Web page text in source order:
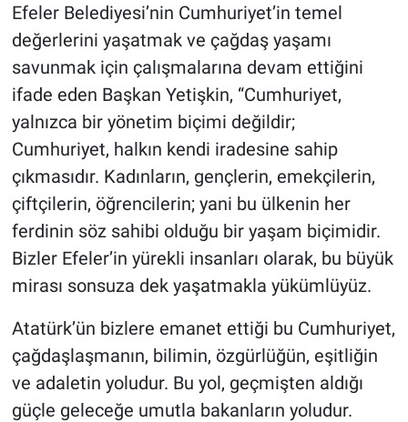
Efeler Belediyesi’nin Cumhuriyet’in temel
değerlerini yaşatmak ve çağdaş yaşamı
savunmak için çalışmalarına devam ettiğini
ifade eden Başkan Yetişkin, “Cumhuriyet,
yalnızca bir yönetim biçimi değildir;
Cumhuriyet, halkın kendi iradesine sahip
çıkmasıdır. Kadınların, gençlerin, emekçilerin,
çiftçilerin, öğrencilerin; yani bu ülkenin her
ferdinin söz sahibi olduğu bir yaşam biçimidir.
Bizler Efeler’in yürekli insanları olarak, bu büyük
mirası sonsuza dek yaşatmakla yükümlüyüz.
Atatürk’ün bizlere emanet ettiği bu Cumhuriyet,
çağdaşlaşmanın, bilimin, özgürlüğün, eşitliğin
ve adaletin yoludur. Bu yol, geçmişten aldığı
güçle geleceğe umutla bakanların yoludur.